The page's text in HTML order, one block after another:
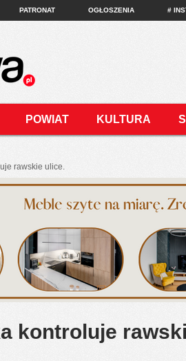
PATRONAT OGŁOSZENIA #
POWIAT KULTURA
rawskie ulice.
kontroluje